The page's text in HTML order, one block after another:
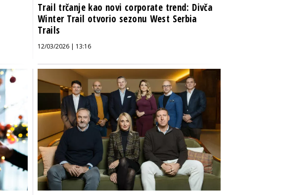
Trail trčanje kao novi corporate trend: Divča
Winter Trail otvorio sezonu West Serbia
Trails
12/03/2026 | 13:16